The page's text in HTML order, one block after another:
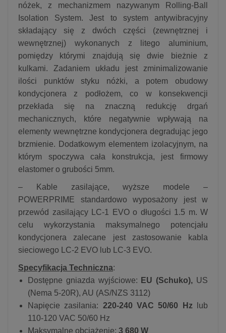
nóżek, z mechanizmem nazywanym Rolling-Ball
Isolation System. Jest to system antywibracyjny
składający się z dwóch części (zewnętrznej i
wewnętrznej) wykonanych z litego aluminium,
pomiędzy którymi znajdują się dwie bieżnie z
kulkami. Zadaniem układu jest zminimalizowanie
ilości punktów styku nóżki, a potem obudowy
kondycjonera z podłożem, co w konsekwencji
przekłada się na znaczną redukcję drgań
mechanicznych, które negatywnie wpływają na
elementy wewnętrzne kondycjonera degradując jego
brzmienie. Dodatkowym elementem izolacyjnym, na
którym spoczywa cała konstrukcja, jest firmowy
elastomer o grubości 5mm.
– Kable zasilające, wyższe modele –
POWERPRIME standardowo wyposażony jest w
przewód zasilający LC-1 EVO o długości 1.5 m. W
celu wykorzystania maksymalnego potencjału
kondycjonera zalecane jest zastosowanie kabla
sieciowego LC-2 EVO lub LC-3 EVO.
Specyfikacja Techniczna:
Dostępne gniazda wyjściowe: EU (Schuko), US
(Nema 5-20R), AU (AS/NZS 3112)
Napięcie zasilania: 220-240 VAC 50/60 Hz
lub
110-120 VAC 50/60 Hz
Maksymalne obciążenie: 3 680 W